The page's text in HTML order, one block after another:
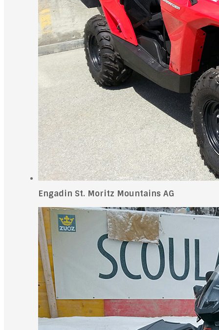
Engadin St. Moritz Mountains AG